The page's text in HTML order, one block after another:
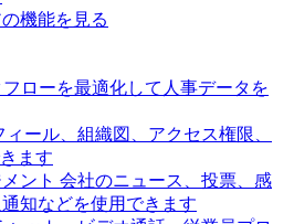
機能を見る
フローを最適化して人事データを
ール、組織図、アクセス権限、
ます
ント 会社のニュース、投票、感
知などを使用できます